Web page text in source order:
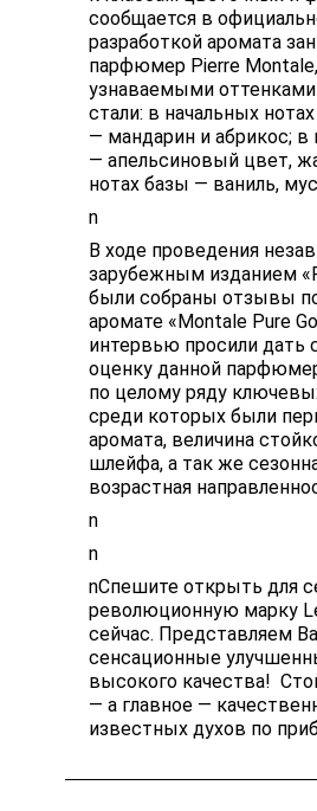
сообщается в
разработкой аромата
парфюмер Pierre
узнаваемыми
стали: в начальных нотах
— мандарин и абрикос; в
— апельсиновый цвет,
нотах базы — ваниль,
n
В ходе проведения
зарубежным изданием
были собраны отзывы
аромате «Montale Pure
интервью просили дать
оценку данной
по целому ряду
среди которых были
аромата, величина
шлейфа, а так же
возрастная
n
n
nСпешите открыть для
революционную марку
сейчас. Представляем
сенсационные
высокого качества!
— а главное —
известных духов по